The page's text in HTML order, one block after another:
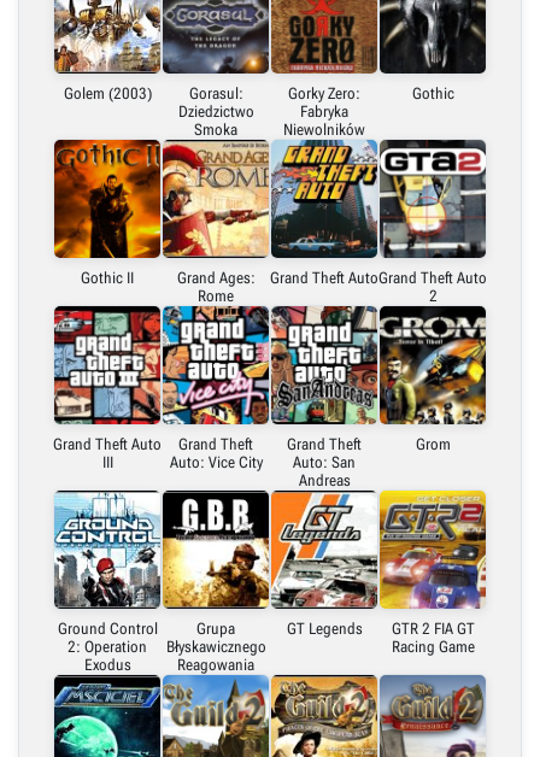
Golem (2003)
Gorasul:
Dziedzictwo
Smoka
Gorky Zero:
Fabryka
Niewolników
Gothic
Gothic II
Grand Ages:
Rome
Grand Theft AutoGrand Theft Auto
2
Grand Theft Auto
III
Grand Theft
Auto: Vice City
Grand Theft
Auto: San
Andreas
Grom
Ground Control
2: Operation
Exodus
Grupa
Błyskawicznego
Reagowania
GT Legends
GTR 2 FIA GT
Racing Game